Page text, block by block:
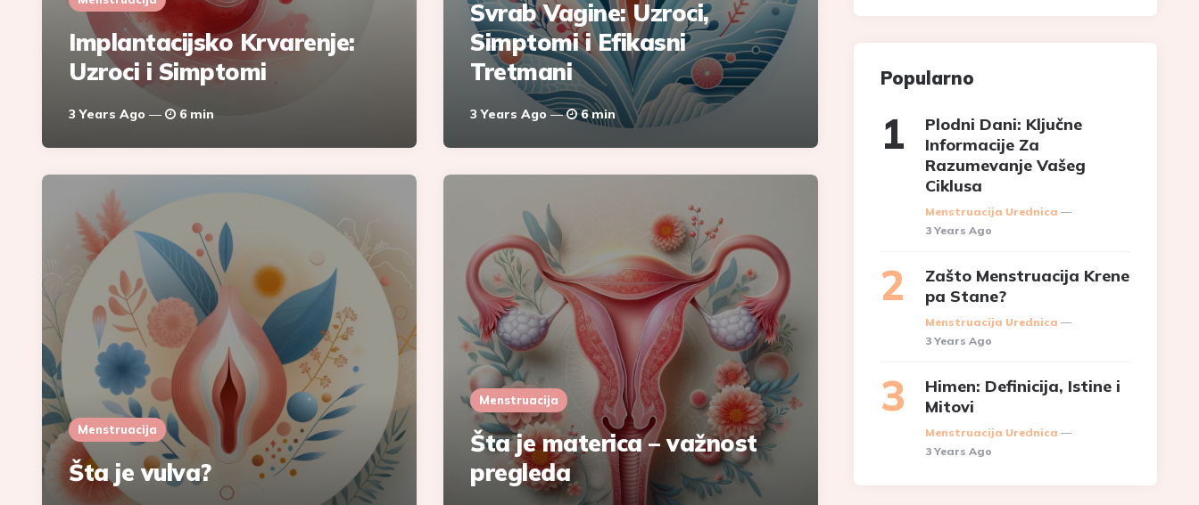
Implantacijsko Krvarenje:
Uzroci i Simptomi
3 Years Ago 6 min
Svrab Vagine: Uzroci,
Simptomi i Efikasni
Tretmani
3 Years Ago 6 min
Menstruacija
Šta je vulva?
Menstruacija
Šta je materica – važnost
pregleda
Popularno
Plodni Dani: Ključne
Informacije Za
Razumevanje Vašeg
Ciklusa
Posted
Menstruacija Urednica
3 Years Ago
Zašto Menstruacija Krene
pa Stane?
Posted
Menstruacija Urednica
3 Years Ago
Himen: Definicija, Istine i
Mitovi
Posted
Menstruacija Urednica
3 Years Ago